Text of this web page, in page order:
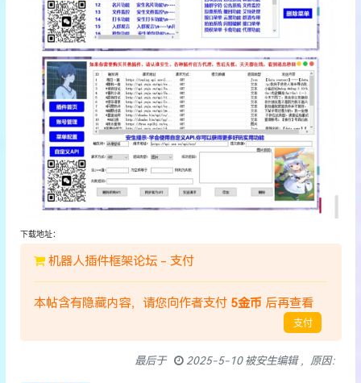
下载地址：
机器人插件框架论坛 - 支付
本帖含有隐藏内容，请您向作者支付 5金币 后再查看
支付
最后于 2025-5-10 被安生编辑 ，原因：